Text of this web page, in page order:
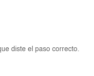
diste el paso correcto.